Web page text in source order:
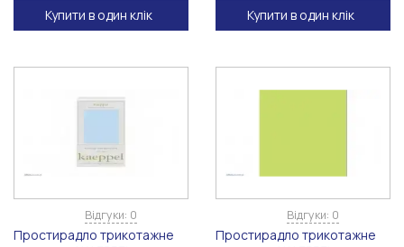
Купити в один клік Купити в один клік
Відгуки: 0
Простирадло трикотажне
Відгуки: 0
Простирадло трикотажне